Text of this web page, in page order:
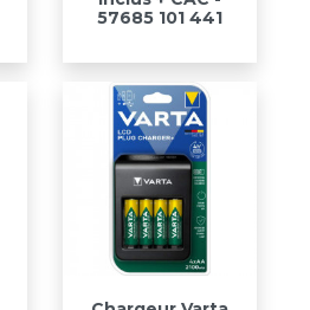
57685 101 441